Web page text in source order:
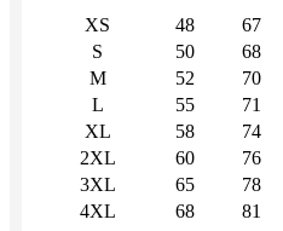
XS 48
67
S
50
68
M
52
70
L
55
71
XL
58
74
2XL
60
76
3XL
65
78
4XL
68
81